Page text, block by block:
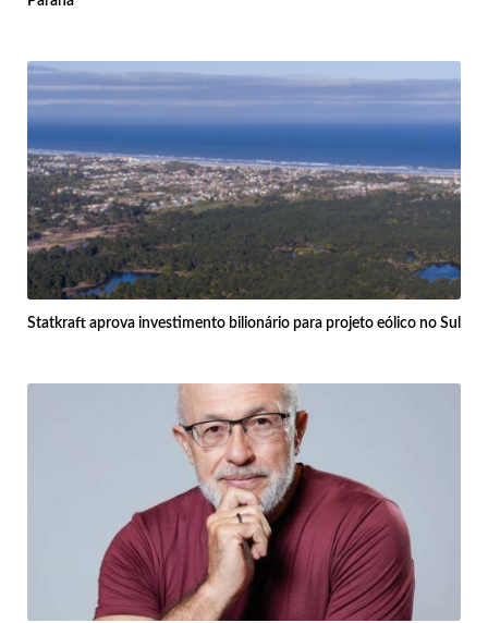
Statkraft aprova investimento bilionário para projeto eólico no Sul